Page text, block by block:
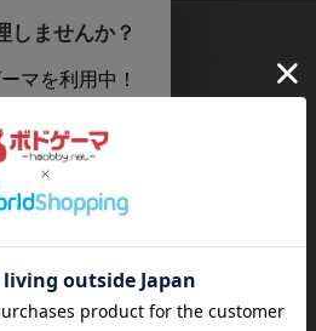
しませんか？
マを利用中！
ムを記録する
ビューを読む
有リストの共
（10秒）
X
る
ビュー